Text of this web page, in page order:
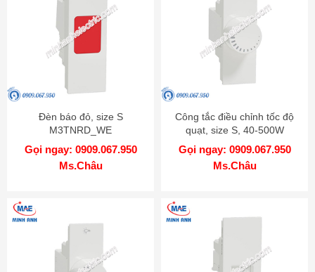
Đèn báo đỏ, size S
M3TNRD_WE
Gọi ngay: 0909.067.950
Ms.Châu
Công tắc điều chỉnh tốc độ
quạt, size S, 40-500W
M3T1V400FM_WE
Gọi ngay: 0909.067.950
Ms.Châu